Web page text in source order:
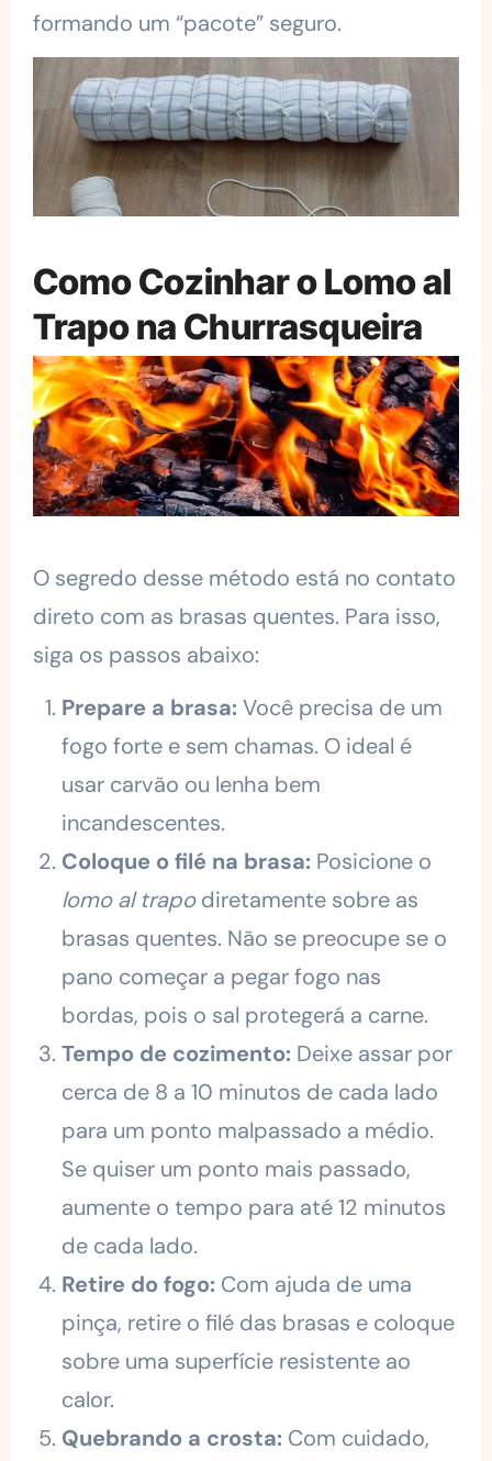
formando um “pacote” seguro.
Como Cozinhar o Lomo al
Trapo na Churrasqueira
O segredo desse método está no contato
direto com as brasas quentes. Para isso,
siga os passos abaixo:
Prepare a brasa: Você precisa de um
fogo forte e sem chamas. O ideal é
usar carvão ou lenha bem
incandescentes.
Coloque o filé na brasa: Posicione o
lomo al trapodiretamente sobre as
brasas quentes. Não se preocupe se o
pano começar a pegar fogo nas
bordas, pois o sal protegerá a carne.
Tempo de cozimento: Deixe assar por
cerca de 8 a 10 minutos de cada lado
para um ponto malpassado a médio.
Se quiser um ponto mais passado,
aumente o tempo para até 12 minutos
de cada lado.
Retire do fogo: Com ajuda de uma
pinça, retire o filé das brasas e coloque
sobre uma superfície resistente ao
calor.
Quebrando a crosta: Com cuidado,